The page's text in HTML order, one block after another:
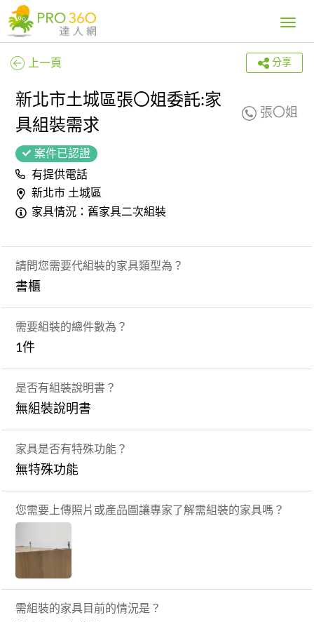
Toggle
上一頁 分享
新北市土城區張〇姐委託:家
具組裝需求
張〇姐
案件已認證
有提供電話
新北市 土城區
家具情況：舊家具二次組裝
請問您需要代組裝的家具類型為？
書櫃
需要組裝的總件數為？
1件
是否有組裝說明書？
無組裝說明書
家具是否有特殊功能？
無特殊功能
您需要上傳照片或產品圖讓專家了解需組裝的家具嗎？
需組裝的家具目前的情況是？